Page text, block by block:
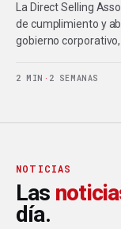
La Direct Selling
de cumplimiento y
gobierno
2 MIN · 2 SEMANAS
NOTICIAS
Las
día.